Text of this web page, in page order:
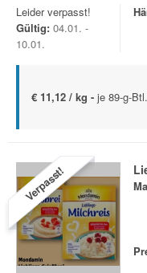
Leider verpasst!
Gültig: 04.01. -
10.01.
€ 11,12 / kg - je 89-g-
Verpasst!